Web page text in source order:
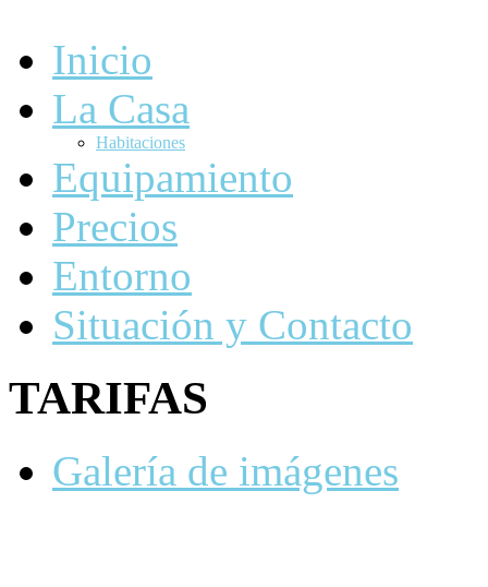
Inicio
La Casa
Habitaciones
Equipamiento
Precios
Entorno
Situación y Contacto
TARIFAS
Galería de imágenes